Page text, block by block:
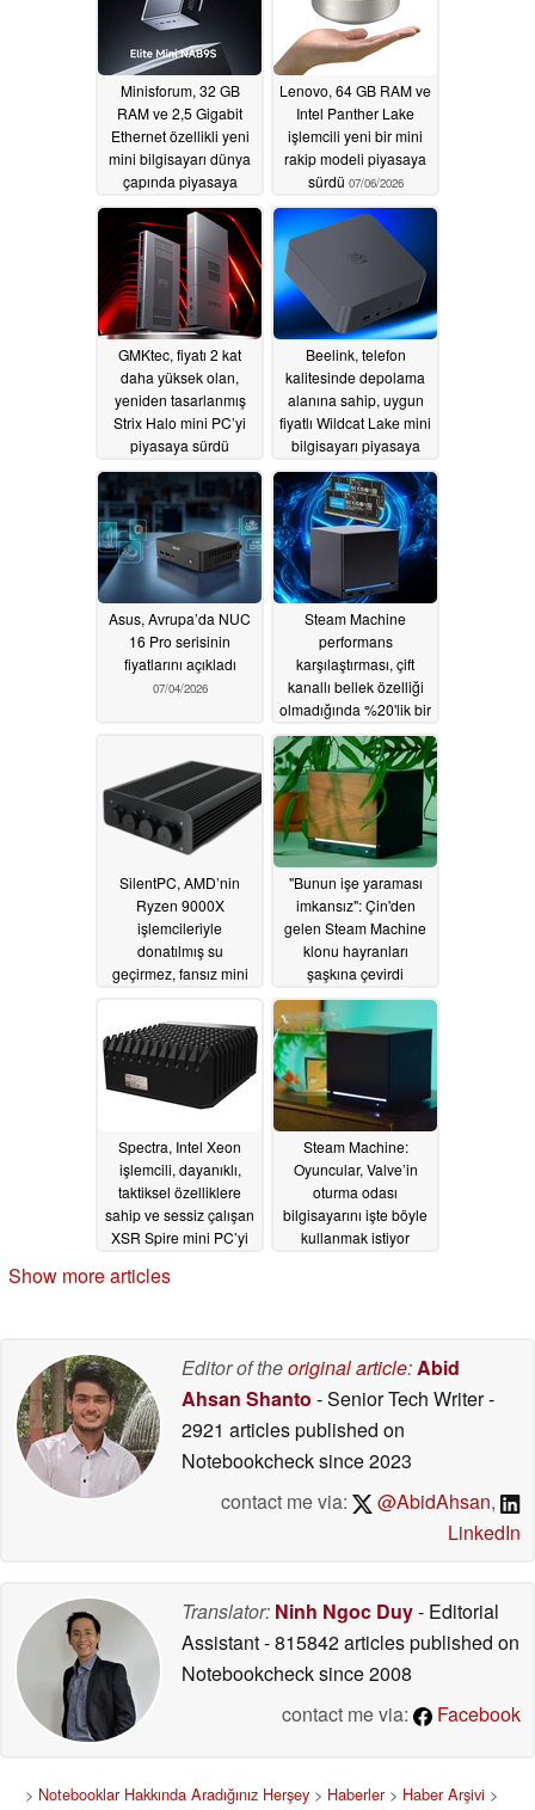
Minisforum, 32 GB
RAM ve 2,5 Gigabit
Ethernet özellikli yeni
mini bilgisayarı dünya
çapında piyasaya
sürdü07/07/2026
Lenovo, 64 GB RAM ve
Intel Panther Lake
işlemcili yeni bir mini
rakip modeli piyasaya
sürdü 07/06/2026
GMKtec, fiyatı 2 kat
daha yüksek olan,
yeniden tasarlanmış
Strix Halo mini PC’yi
piyasaya sürdü
07/06/2026
Beelink, telefon
kalitesinde depolama
alanına sahip, uygun
fiyatlı Wildcat Lake mini
bilgisayarı piyasaya
sürdü07/05/2026
Asus, Avrupa’da NUC
16 Pro serisinin
fiyatlarını açıkladı
07/04/2026
Steam Machine
performans
karşılaştırması, çift
kanallı bellek özelliği
olmadığında %20'lik bir
performans kaybı
olduğunu gösteriyor
07/01/2026
SilentPC, AMD’nin
Ryzen 9000X
işlemcileriyle
donatılmış su
geçirmez, fansız mini
06/30/2026
"Bunun işe yaraması
imkansız": Çin'den
gelen Steam Machine
klonu hayranları
şaşkına çevirdi
06/30/2026
Spectra, Intel Xeon
işlemcili, dayanıklı,
taktiksel özelliklere
sahip ve sessiz çalışan
XSR Spire mini PC’yi
Steam Machine:
Oyuncular, Valve’in
oturma odası
bilgisayarını işte böyle
kullanmak istiyor
Show more articles
Editor of theoriginal article:Abid
Ahsan Shanto - Senior Tech Writer-
2921 articles published on
Notebookchecksince 2023
contact me via:
@AbidAhsan,
LinkedIn
Translator: Ninh Ngoc Duy- Editorial
Assistant- 815842 articles published on
Notebookchecksince 2008
contact me via:
Facebook
> Notebooklar Hakkında Aradığınız Herşey > Haberler> Haber Arşivi >